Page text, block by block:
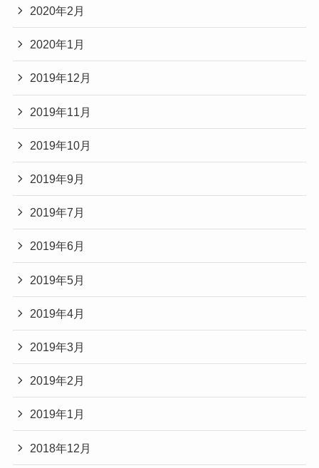
2020年2月
2020年1月
2019年12月
2019年11月
2019年10月
2019年9月
2019年7月
2019年6月
2019年5月
2019年4月
2019年3月
2019年2月
2019年1月
2018年12月